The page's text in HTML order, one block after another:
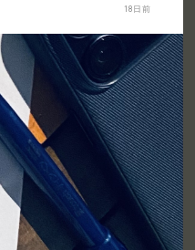
18日前